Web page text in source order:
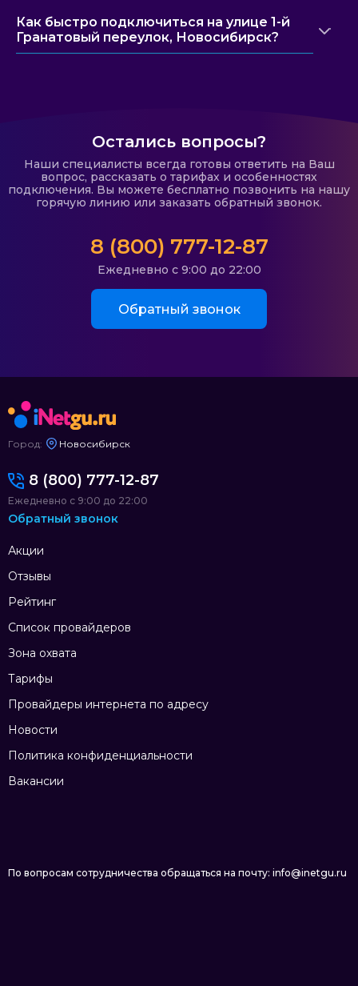
Как быстро подключиться на улице 1-й
Гранатовый переулок, Новосибирск?
Остались вопросы?
Наши специалисты всегда готовы ответить на Ваш
вопрос, рассказать о тарифах и особенностях
подключения. Вы можете бесплатно позвонить на нашу
горячую линию или заказать обратный звонок.
8 (800) 777-12-87
Ежедневно с 9:00 до 22:00
Обратный звонок
Город: Новосибирск
Акции
Отзывы
Рейтинг
Список провайдеров
Зона охвата
Тарифы
Провайдеры интернета по адресу
Новости
Политика конфиденциальности
Вакансии
8 (800) 777-12-87
Ежедневно с 9:00 до 22:00
Обратный звонок
По вопросам сотрудничества обращаться на почту: info@inetgu.ru